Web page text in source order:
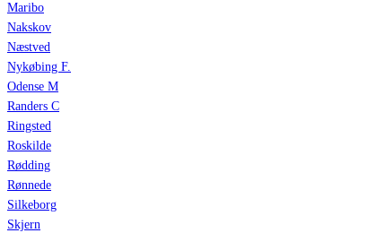
Maribo
Nakskov
Næstved
Nykøbing F.
Odense M
Randers C
Ringsted
Roskilde
Rødding
Rønnede
Silkeborg
Skjern